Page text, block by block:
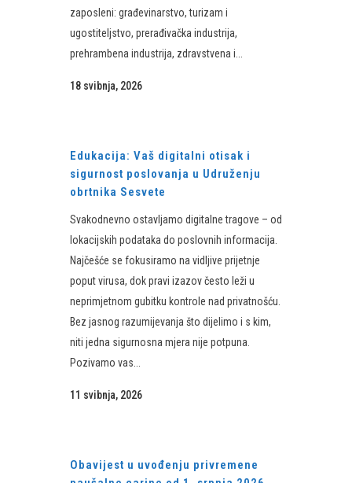
zaposleni: građevinarstvo, turizam i
ugostiteljstvo, prerađivačka industrija,
prehrambena industrija, zdravstvena i...
18 svibnja, 2026
Edukacija: Vaš digitalni otisak i
sigurnost poslovanja u Udruženju
obrtnika Sesvete
Svakodnevno ostavljamo digitalne tragove – od
lokacijskih podataka do poslovnih informacija.
Najčešće se fokusiramo na vidljive prijetnje
poput virusa, dok pravi izazov često leži u
neprimjetnom gubitku kontrole nad privatnošću.
Bez jasnog razumijevanja što dijelimo i s kim,
niti jedna sigurnosna mjera nije potpuna.
Pozivamo vas...
11 svibnja, 2026
Obavijest u uvođenju privremene